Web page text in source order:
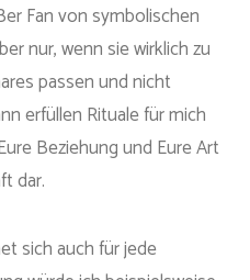
Fan von symbolischen
nur, wenn sie wirklich zu
passen und nicht
erfüllen Rituale für mich
Beziehung und Eure Art
dar.
sich auch für jede